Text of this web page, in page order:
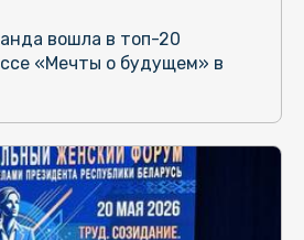
вошла в топ-20
«Мечты о будущем» в